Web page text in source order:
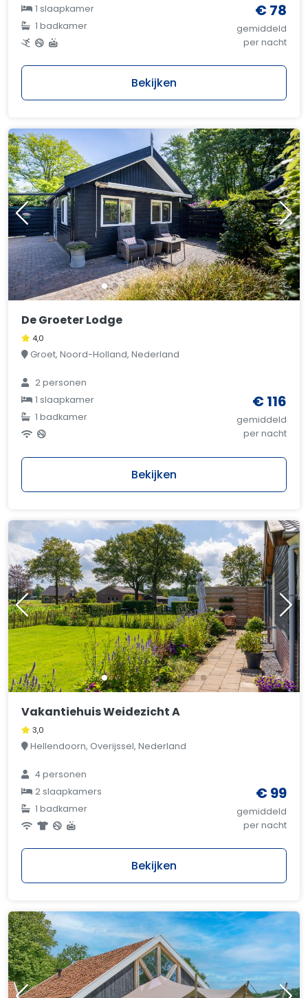
1 slaapkamer
1 badkamer
€ 78
gemiddeld
per nacht
Bekijken
De Groeter Lodge
4,0
Groet, Noord-Holland, Nederland
2 personen
1 slaapkamer
1 badkamer
€ 116
gemiddeld
per nacht
Bekijken
Vakantiehuis Weidezicht A
3,0
Hellendoorn, Overijssel, Nederland
4 personen
2 slaapkamers
1 badkamer
€ 99
gemiddeld
per nacht
Bekijken